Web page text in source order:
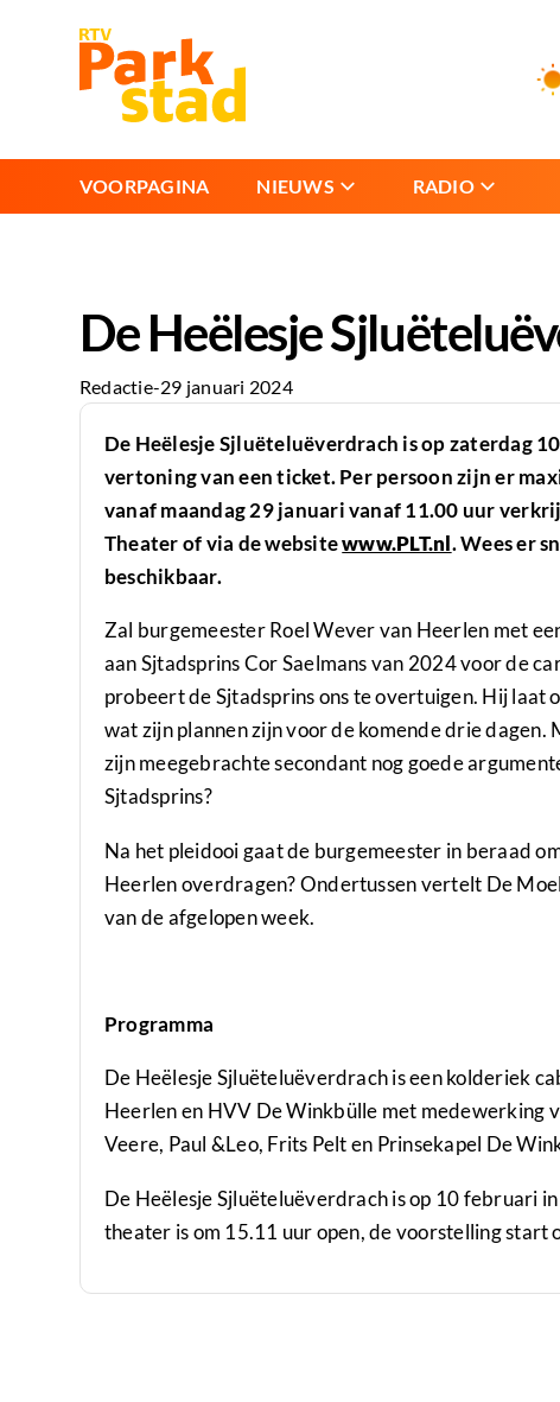
VOORPAGINA NIEUWS RADIO
De Heëlesje
Redactie-29 januari 2024
De Heëlesje Sjluëteluëverdrach is op zaterdag
vertoning van een ticket. Per persoon zijn er
vanaf maandag 29 januari vanaf 11.00 uur
Theater of via de websitewww.PLT.nl. Wees er
beschikbaar.
Zal burgemeester Roel Wever van Heerlen met
aan Sjtadsprins Cor Saelmans van 2024 voor de
probeert de Sjtadsprins ons te overtuigen. Hij laat
wat zijn plannen zijn voor de komende drie
zijn meegebrachte secondant nog goede
Sjtadsprins?
Na het pleidooi gaat de burgemeester in beraad
Heerlen overdragen? Ondertussen vertelt De
van de afgelopen week.
Programma
De Heëlesje Sjluëteluëverdrach is een kolderiek
Heerlen en HVV De Winkbülle met medewerking
Veere, Paul &Leo, Frits Pelt en Prinsekapel De
De Heëlesje Sjluëteluëverdrach is op 10 februari
theater is om 15.11 uur open, de voorstelling start